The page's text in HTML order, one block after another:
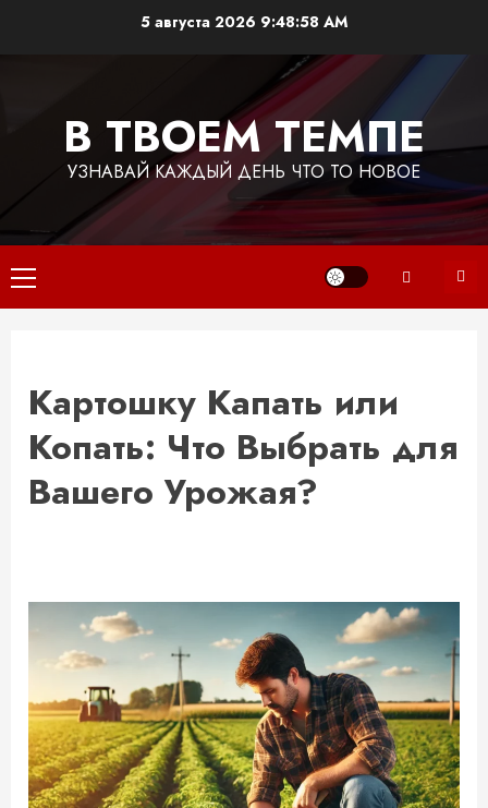
5 августа 2026 9:48:59 AM
В ТВОЕМ ТЕМПЕ
УЗНАВАЙ КАЖДЫЙ ДЕНЬ ЧТО ТО НОВОЕ
Основное
меню
Картошку Капать или
Копать: Что Выбрать для
Вашего Урожая?